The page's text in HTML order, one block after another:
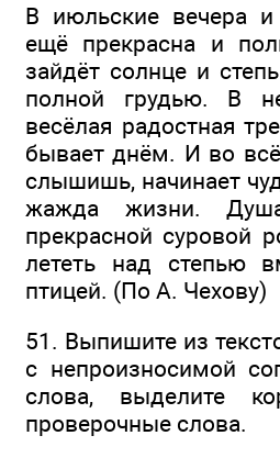
В июльские вечера
ещё прекрасна и
зайдёт солнце и
полной грудью. В
весёлая радостная
бывает днём. И во
слышишь, начинает
жажда жизни.
прекрасной суровой
лететь над степью
птицей. (По А. Чехову)
51. Выпишите из
с непроизносимой
слова, выделите
проверочные слова.